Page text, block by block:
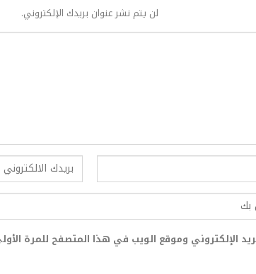
لن يتم نشر عنوان بريدك الإلكتروني.
الإلكتروني وموقع الويب في هذا المتصفح للمرة